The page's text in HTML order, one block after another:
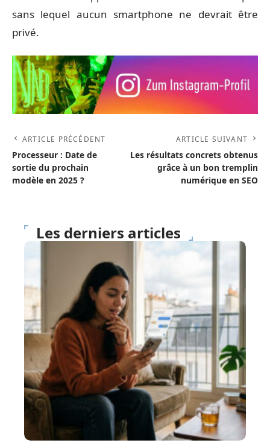
sans lequel aucun smartphone ne devrait être
privé.
ARTICLE PRÉCÉDENT
Processeur : Date de
sortie du prochain
modèle en 2025 ?
ARTICLE SUIVANT
Les résultats concrets obtenus
grâce à un bon tremplin
numérique en SEO
Les derniers articles